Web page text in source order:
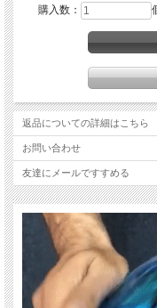
長さ調節ができるダブルバッ
おり、ストラップをしっかり
フレームカラー：マットブラッ
レンズ： ライトスモーク
購入数：
返品についての詳細はこちら
お問い合わせ
友達にメールですすめる